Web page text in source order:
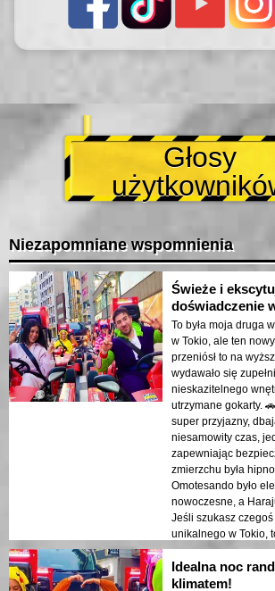
Głosy
Niezapomniane wspomnienia
Świeże i
doświadczenie
To była moja druga
w Tokio, ale ten
przeniósł to na
wydawało się
nieskazitelnego
utrzymane gokarty.
super przyjazny,
niesamowity czas,
zapewniając
zmierzchu była
Omotesando było
nowoczesne, a
Jeśli szukasz
unikalnego w Tokio,
warto odwiedzić!
Idealna noc
klimatem!